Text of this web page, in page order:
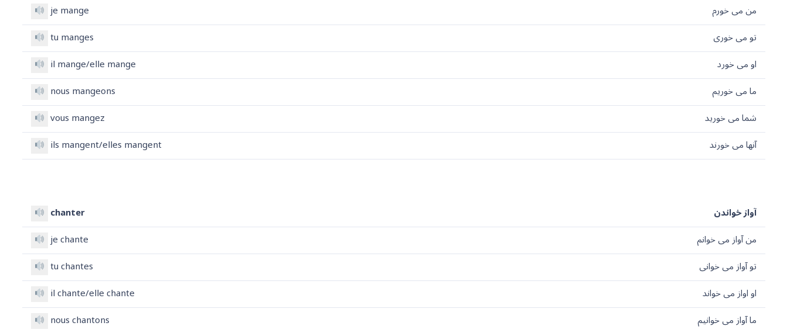
من می خورم
je mange
تو می خوری
tu manges
او می خورد
il mange/elle mange
ما می خوریم
nous mangeons
شما می خورید
vous mangez
آنها می خورند
ils mangent/elles mangent
آواز خواندن
chanter
من آواز می خوانم
je chante
تو آواز می خوانی
tu chantes
او اواز می خواند
il chante/elle chante
ما آواز می خوانیم
nous chantons